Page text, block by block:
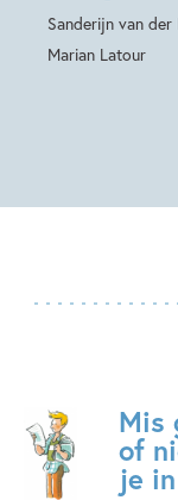
Sanderijn van der
Marian Latour
Mis
of
je